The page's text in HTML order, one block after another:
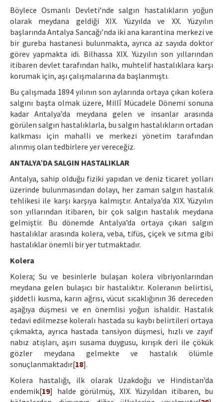
Böylece Osmanlı Devleti’nde salgın hastalıkların yoğun
olarak meydana geldiği XIX. Yüzyılda ve XX. Yüzyılın
başlarında Antalya Sancağı’nda iki ana karantina merkezi ve
bir gureba hastanesi bulunmakta, ayrıca az sayıda doktor
görev yapmakta idi. Bilhassa XIX. Yüzyılın son yıllarından
itibaren devlet tarafından halkı, muhtelif hastalıklara karşı
korumak için, aşı çalışmalarına da başlanmıştı.
Bu çalışmada 1894 yılının son aylarında ortaya çıkan kolera
salgını başta olmak üzere, Millî Mücadele Dönemi sonuna
kadar Antalya’da meydana gelen ve insanlar arasında
görülen salgın hastalıklarla, bu salgın hastalıkların ortadan
kalkması için mahalli ve merkezi yönetim tarafından
alınmış olan tedbirlere yer vereceğiz.
ANTALYA’DA SALGIN HASTALIKLAR
Antalya, sahip olduğu fiziki yapıdan ve deniz ticaret yolları
üzerinde bulunmasından dolayı, her zaman salgın hastalık
tehlikesi ile karşı karşıya kalmıştır. Antalya’da XIX. Yüzyılın
son yıllarından itibaren, bir çok salgın hastalık meydana
gelmiştir. Bu dönemde Antalya’da ortaya çıkan salgın
hastalıklar arasında kolera, veba, tifüs, çiçek ve sıtma gibi
hastalıklar önemli bir yer tutmaktadır.
Kolera
Kolera; Su ve besinlerle bulaşan kolera vibriyonlarından
meydana gelen bulaşıcı bir hastalıktır. Koleranın belirtisi,
şiddetli kusma, karın ağrısı, vücut sıcaklığının 36 dereceden
aşağıya düşmesi ve en önemlisi yoğun ishaldir. Hastalık
tedavi edilmezse koleralı hastada su kaybı belirtileri ortaya
çıkmakta, ayrıca hastada tansiyon düşmesi, hızlı ve zayıf
nabız atışları, aşırı susama duygusu, kırışık deri ile çökük
gözler meydana gelmekte ve hastalık ölümle
sonuçlanmaktadır[18].
Kolera hastalığı, ilk olarak Uzakdoğu ve Hindistan’da
endemik[19] halde görülmüş, XIX. Yüzyıldan itibaren, bu